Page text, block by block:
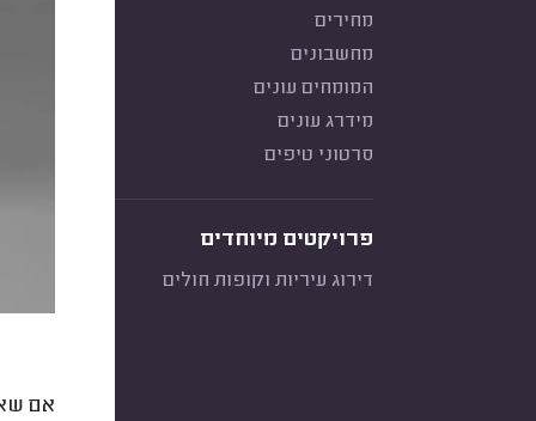
מחירים
מחשבונים
המומחים עונים
מידרג עונים
סרטוני טיפים
פרויקטים מיוחדים
דירוג עיריות וקופות חולים
אם